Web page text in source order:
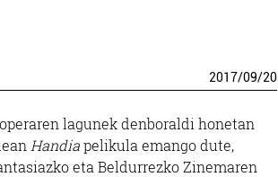
2017/09/20
lagunek denboraldi honetan
Handiapelikula emango dute,
eta Beldurrezko Zinemaren